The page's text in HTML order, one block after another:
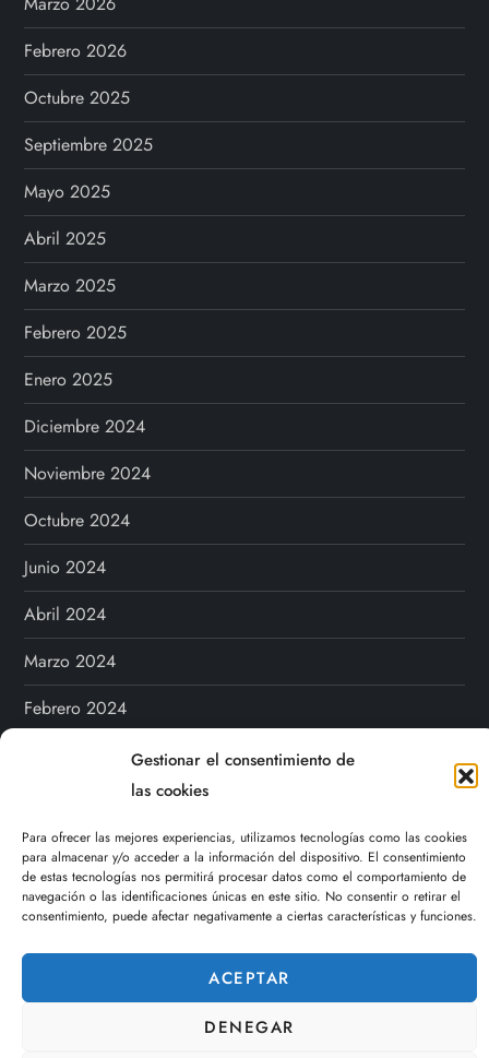
Gestionar el consentimiento de
las cookies
Para ofrecer las mejores experiencias, utilizamos tecnologías como las cookies
para almacenar y/o acceder a la información del dispositivo. El consentimiento
de estas tecnologías nos permitirá procesar datos como el comportamiento de
navegación o las identificaciones únicas en este sitio. No consentir o retirar el
consentimiento, puede afectar negativamente a ciertas características y funciones.
ACEPTAR
DENEGAR
Febrero 2026
Octubre 2025
Septiembre 2025
Mayo 2025
Abril 2025
Marzo 2025
Febrero 2025
Enero 2025
Diciembre 2024
Noviembre 2024
Octubre 2024
Junio 2024
Abril 2024
Marzo 2024
Febrero 2024
Diciembre 2023
Noviembre 2023
Mayo 2023
Categories
Información